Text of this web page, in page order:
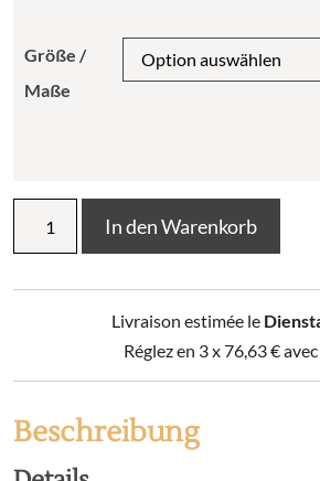
Größe /
Maße
Überwurf
Fara
In den Warenkorb
Livraison estimée le
Réglez en 3 x76,63€
Beschreibung